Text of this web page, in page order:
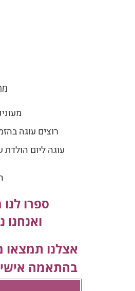
רוצים עוגה
עוגה ליום
ספרו
אצלנו תמצאו
בהתאמה